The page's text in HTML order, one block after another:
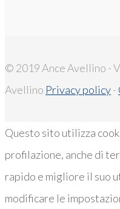
© 2019 Ance Avellino -
Avellino Privacy policy-
Questo sito utilizza
profilazione, anche di
rapido e migliore il suo
modificare le